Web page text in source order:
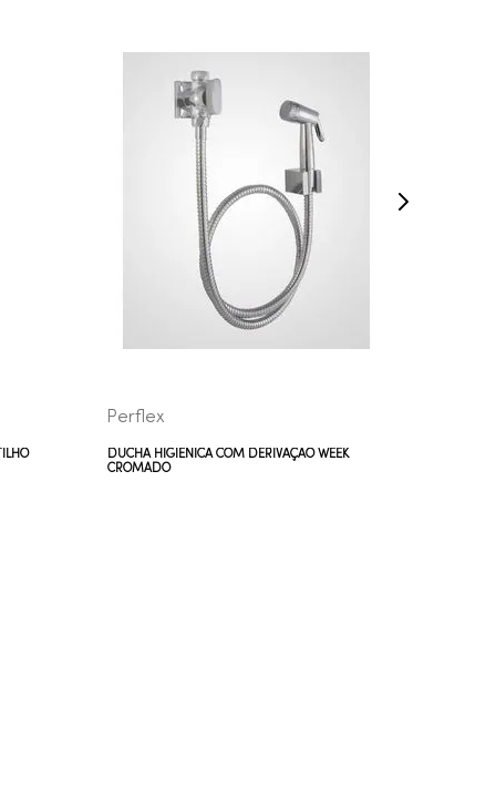
INDISPONÍVEL
Perflex
DUCHA HIGIÊNICA COM DERIVAÇÃO WEEK
CROMADO